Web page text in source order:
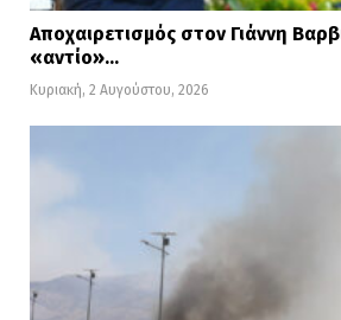
Αποχαιρετισμός στον Γιάννη
«αντίο»…
Κυριακή, 2 Αυγούστου, 2026